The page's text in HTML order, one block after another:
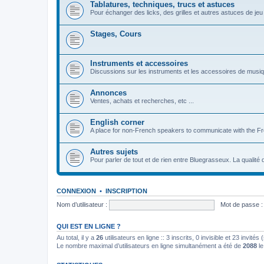
Tablatures, techniques, trucs et astuces
Pour échanger des licks, des grilles et autres astuces de jeu
Stages, Cours
Instruments et accessoires
Discussions sur les instruments et les accessoires de
Annonces
Ventes, achats et recherches, etc ...
English corner
A place for non-French speakers to communicate with the
Autres sujets
Pour parler de tout et de rien entre Bluegrasseux. La qualité
CONNEXION • INSCRIPTION
Nom d’utilisateur :
Mot de passe :
QUI EST EN LIGNE ?
Au total, il y a 26 utilisateurs en ligne :: 3 inscrits, 0 invisible et 23 invités
Le nombre maximal d’utilisateurs en ligne simultanément a été de 2088